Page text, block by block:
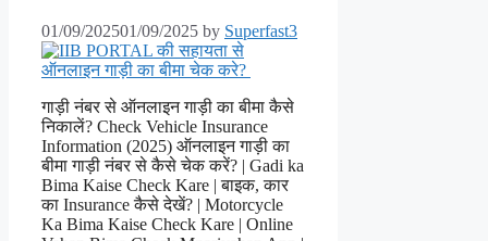
01/09/202501/09/2025 by Superfast3
गाड़ी नंबर से ऑनलाइन गाड़ी का बीमा कैसे
निकालें? Check Vehicle Insurance
Information (2025) ऑनलाइन गाड़ी का
बीमा गाड़ी नंबर से कैसे चेक करें? | Gadi ka
Bima Kaise Check Kare | बाइक, कार
का Insurance कैसे देखें? | Motorcycle
Ka Bima Kaise Check Kare | Online